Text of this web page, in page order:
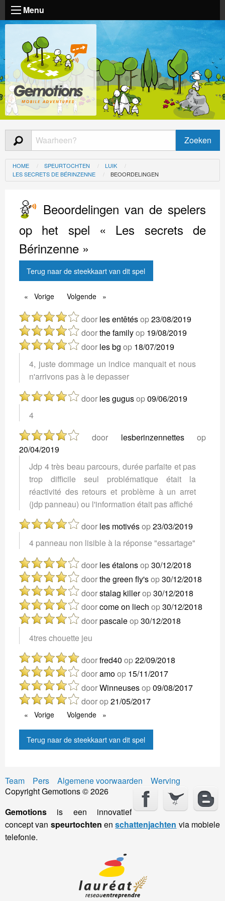
Menu
HOME SPEURTOCHTEN
LUIK
LES SECRETS DE BÉRINZENNE
BEOORDELINGEN
Beoordelingen van de spelers
op het spel « Les secrets de
Bérinzenne »
Terug naar de steekkaart van dit spel
Vorige VorigeVolgende Volgende
door les entêtésop23/08/2019
doorthe familyop 19/08/2019
door les bg op 18/07/2019
4, juste dommage un indice manquait et nous
n'arrivons pas à le depasser
door les gugusop09/06/2019
4
door lesberinzennettesop
20/04/2019
Jdp 4 très beau parcours, durée parfaite et pas
trop difficile seul problématique était la
réactivité des retours et problème à un arret
(jdp panneau) ou l'information était pas affiché
door les motivésop23/03/2019
4 panneau non lisible à la réponse "essartage"
door les étalonsop30/12/2018
doorthe green fly'sop30/12/2018
doorstalag killerop30/12/2018
doorcome on liech op30/12/2018
doorpascaleop30/12/2018
4tres chouette jeu
doorfred40 op22/09/2018
dooramoop 15/11/2017
doorWinneusesop09/08/2017
doorop21/05/2017
Vorige VorigeVolgende Volgende
Terug naar de steekkaart van dit spel
Team Pers Algemene voorwaarden
Werving
Copyright Gemotions © 2026
Gemotions is een innovatief
concept van speurtochten enschattenjachten via mobiele
telefonie.